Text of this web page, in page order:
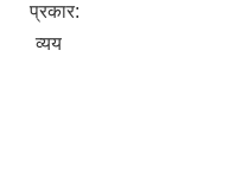
प्रकार:
व्यय